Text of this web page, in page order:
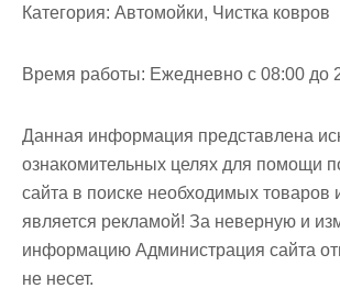
Категория: Автомойки, Чистка ковров
Время работы: Ежедневно с 08:00 до
Данная информация представлена
ознакомительных целях для помощи
сайта в поиске необходимых товаров
является рекламой! За неверную и
информацию Администрация сайта
не несет.